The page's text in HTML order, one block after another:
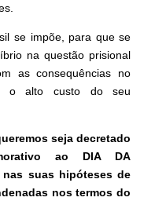
se impõe, para que se
na questão prisional
as consequências no
o alto custo do seu
seja decretado
ao DIA DA
nas suas hipóteses de
nos termos do